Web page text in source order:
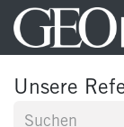
Zum Inhalt
Unsere